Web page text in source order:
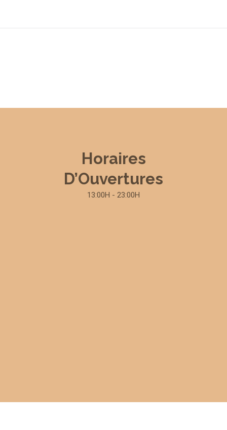
Horaires
D’Ouvertures
13:00H - 23:00H